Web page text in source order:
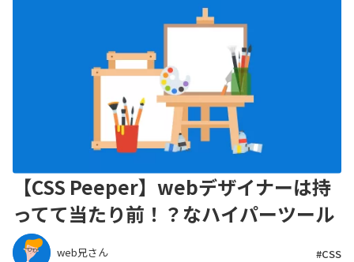
【CSS Peeper】webデザイナーは持
ってて当たり前！？なハイパーツール
web兄さん #CSS